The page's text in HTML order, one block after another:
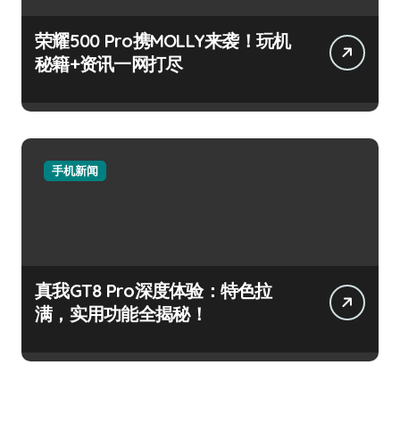
荣耀500 Pro携MOLLY来袭！玩机
秘籍+资讯一网打尽
手机新闻
真我GT8 Pro深度体验：特色拉
满，实用功能全揭秘！